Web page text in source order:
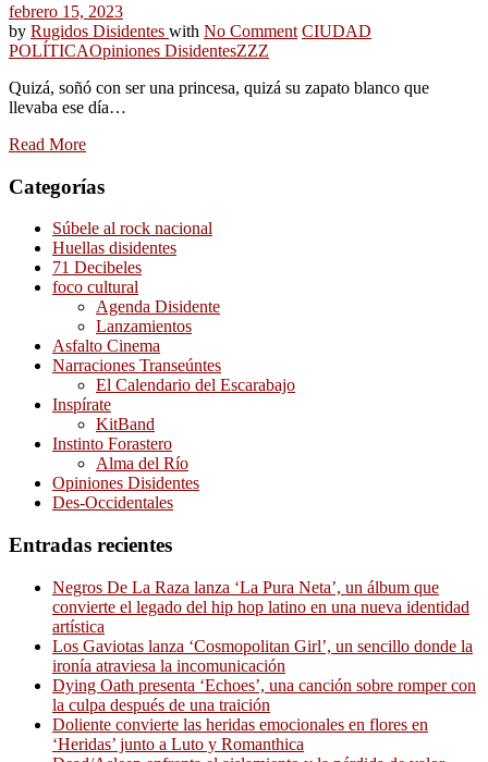
febrero 15, 2023
by Rugidos Disidentes with No Comment CIUDAD
POLÍTICAOpiniones DisidentesZZZ
Quizá, soñó con ser una princesa, quizá su zapato blanco que
llevaba ese día…
Read More
Categorías
Súbele al rock nacional
Huellas disidentes
71 Decibeles
foco cultural
Agenda Disidente
Lanzamientos
Asfalto Cinema
Narraciones Transeúntes
El Calendario del Escarabajo
Inspírate
KitBand
Instinto Forastero
Alma del Río
Opiniones Disidentes
Des-Occidentales
Entradas recientes
Negros De La Raza lanza ‘La Pura Neta’, un álbum que
convierte el legado del hip hop latino en una nueva identidad
artística
Los Gaviotas lanza ‘Cosmopolitan Girl’, un sencillo donde la
ironía atraviesa la incomunicación
Dying Oath presenta ‘Echoes’, una canción sobre romper con
la culpa después de una traición
Doliente convierte las heridas emocionales en flores en
‘Heridas’ junto a Luto y Romanthica